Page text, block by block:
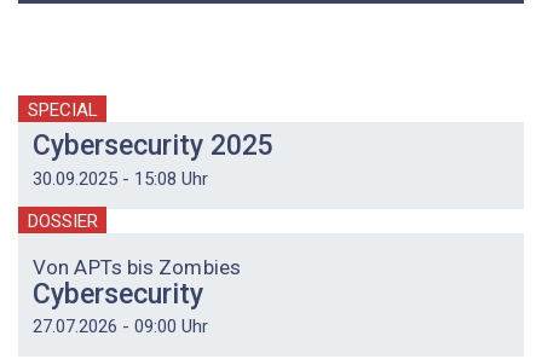
SPECIAL
Cybersecurity 2025
30.09.2025 - 15:08 Uhr
DOSSIER
Von APTs bis Zombies
Cybersecurity
27.07.2026 - 09:00 Uhr